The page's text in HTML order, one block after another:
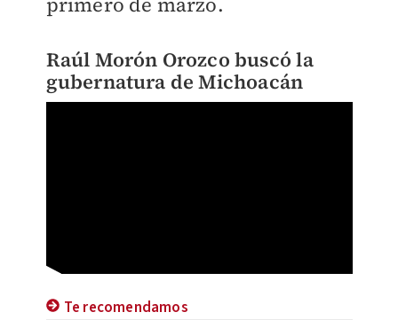
Raúl Morón Orozco buscó la
gubernatura de Michoacán
Te recomendamos